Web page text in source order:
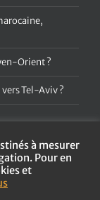
Orient ?
Tel-Aviv ?
|
à mesurer
Pour en
et